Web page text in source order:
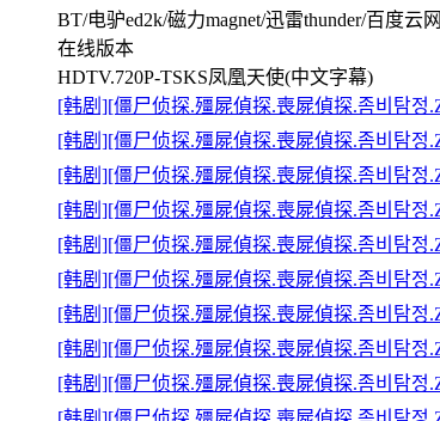
BT/电驴ed2k/磁力magnet/迅雷thunder/百度云
在线版本
HDTV.720P-TSKS凤凰天使(中文字幕)
[韩剧][僵尸侦探.殭屍偵探.喪屍偵探.좀비탐정
[韩剧][僵尸侦探.殭屍偵探.喪屍偵探.좀비탐정
[韩剧][僵尸侦探.殭屍偵探.喪屍偵探.좀비탐정
[韩剧][僵尸侦探.殭屍偵探.喪屍偵探.좀비탐정
[韩剧][僵尸侦探.殭屍偵探.喪屍偵探.좀비탐정
[韩剧][僵尸侦探.殭屍偵探.喪屍偵探.좀비탐정
[韩剧][僵尸侦探.殭屍偵探.喪屍偵探.좀비탐정
[韩剧][僵尸侦探.殭屍偵探.喪屍偵探.좀비탐정
[韩剧][僵尸侦探.殭屍偵探.喪屍偵探.좀비탐정